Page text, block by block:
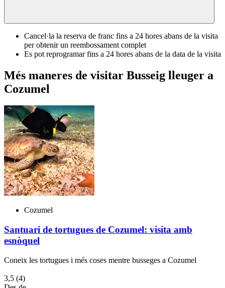
Cancel·la la reserva de franc fins a 24 hores abans de la visita
per obtenir un reembossament complet
Es pot reprogramar fins a 24 hores abans de la data de la visita
Més maneres de visitar Busseig lleuger a
Cozumel
Cozumel
Santuari de tortugues de Cozumel: visita amb
esnòquel
Coneix les tortugues i més coses mentre busseges a Cozumel
3,5 (4)